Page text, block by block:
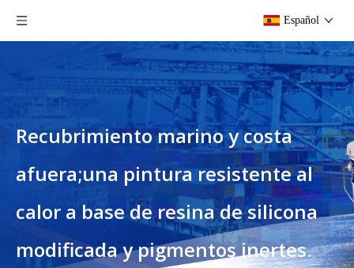
Español
Recubrimiento marino y costa
afuera;una pintura resistente al
calor a base de resina de silicona
modificada y pigmentos inertes.